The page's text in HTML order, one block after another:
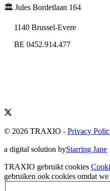
🏛️ Jules Bordetlaan 164
1140 Brussel-Evere
BE 0452.914.477
© 2026 TRAXIO - Privacy
a digital solution byStarring Jane
TRAXIO gebruikt cookies
gebruiken ook cookies omdat